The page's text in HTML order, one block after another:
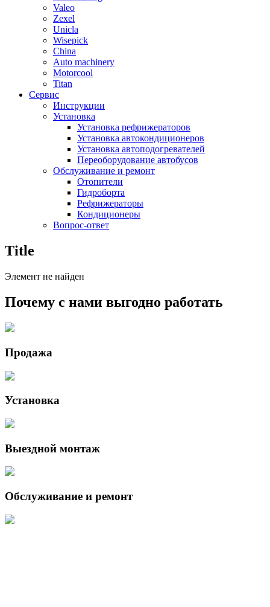
Valeo
Zexel
Unicla
Wisepick
China
Auto machinery
Motorcool
Titan
Сервис
Инструкции
Установка
Установка рефрижераторов
Установка автокондиционеров
Установка автоподогревателей
Переоборудование автобусов
Обслуживание и ремонт
Отопители
Гидроборта
Рефрижераторы
Кондиционеры
Вопрос-ответ
Title
Элемент не найден
Почему с нами выгодно работать
Продажа
Установка
Выездной монтаж
Обслуживание и ремонт